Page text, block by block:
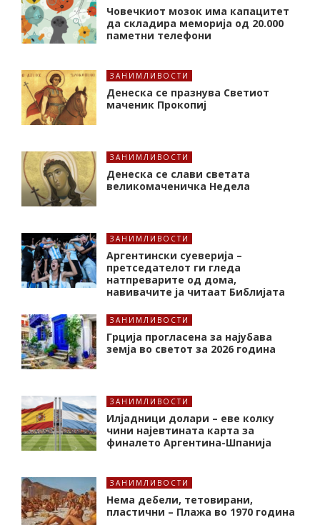
Човечкиот мозок има капацитет
да складира меморија од 20.000
паметни телефони
ЗАНИМЛИВОСТИ
Денеска се празнува Светиот
маченик Прокопиј
ЗАНИМЛИВОСТИ
Денеска се слави светата
великомаченичка Недела
ЗАНИМЛИВОСТИ
Аргентински суеверија –
претседателот ги гледа
натпреварите од дома,
навивачите ја читаат Библијата
ЗАНИМЛИВОСТИ
Грција прогласена за најубава
земја во светот за 2026 година
ЗАНИМЛИВОСТИ
Илјадници долари – еве колку
чини најевтината карта за
финалето Аргентина-Шпанија
ЗАНИМЛИВОСТИ
Нема дебели, тетовирани,
пластични – Плажа во 1970 година